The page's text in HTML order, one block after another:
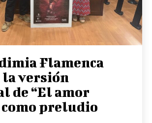
Flamenca
versión
de “El amor
preludio